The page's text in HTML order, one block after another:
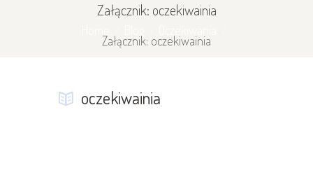
Załącznik: oczekiwainia
Załącznik: oczekiwainia
oczekiwainia